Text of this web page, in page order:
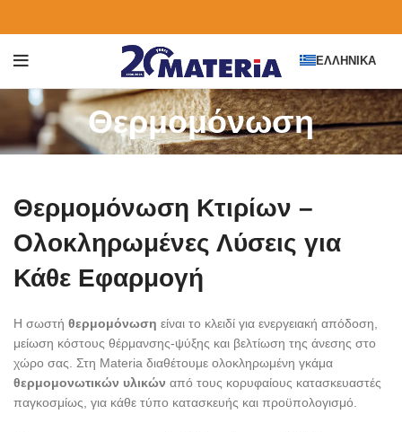
ΕΛΛΗΝΙΚΆ
Θερμομόνωση
Θερμομόνωση Κτιρίων –
Ολοκληρωμένες Λύσεις για
Κάθε Εφαρμογή
Η σωστή θερμομόνωση είναι το κλειδί για ενεργειακή απόδοση,
μείωση κόστους θέρμανσης-ψύξης και βελτίωση της άνεσης στο
χώρο σας. Στη Materia διαθέτουμε ολοκληρωμένη γκάμα
θερμομονωτικών υλικών από τους κορυφαίους κατασκευαστές
παγκοσμίως, για κάθε τύπο κατασκευής και προϋπολογισμό.